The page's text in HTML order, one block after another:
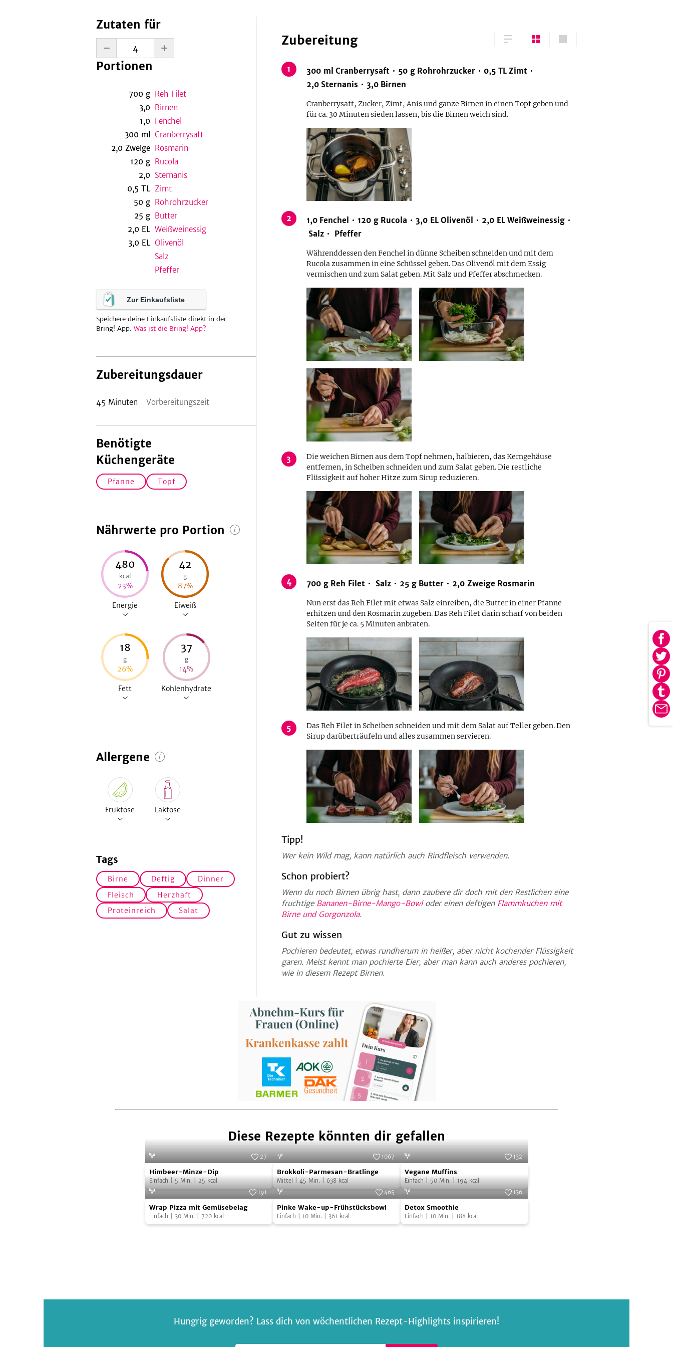
E-
Zutaten für
Portionen
700 g Reh Filet
3,0 Birnen
1,0 Fenchel
300 ml
Cranberrysaft
2,0 Zweige Rosmarin
120 g Rucola
2,0 Sternanis
0,5 TL Zimt
50 g Rohrohrzucker
25 g Butter
2,0 EL Weißweinessig
3,0 EL Olivenöl
Salz
Pfeffer
Zur Einkaufsliste
Speichere deine Einkaufsliste direkt in der
Bring! App. Was ist die Bring! App?
Zubereitungsdauer
45 Minuten Vorbereitungszeit
Benötigte
Küchengeräte
Pfanne Topf
Nährwerte pro Portion
480
kcal
23%
Energie
42
g
87%
Eiweiß
18
g
26%
Fett
37
g
14%
Kohlenhydrate
Allergene
Fruktose Laktose
Tags
Birne Deftig
Dinner
Fleisch
Herzhaft
Proteinreich
Salat
Zubereitung
1 300 ml Cranberrysaft 50 g Rohrohrzucker 0,5 TL Zimt
2,0 Sternanis 3,0 Birnen
Cranberrysaft, Zucker, Zimt, Anis und ganze Birnen in einen Topf geben und
für ca. 30 Minuten sieden lassen, bis die Birnen weich sind.
2 1,0 Fenchel 120 g Rucola 3,0 EL Olivenöl 2,0 EL Weißweinessig
Salz
Pfeffer
Währenddessen den Fenchel in dünne Scheiben schneiden und mit dem
Rucola zusammen in eine Schüssel geben. Das Olivenöl mit dem Essig
vermischen und zum Salat geben. Mit Salz und Pfeffer abschmecken.
3
Die weichen Birnen aus dem Topf nehmen, halbieren, das Kerngehäuse
entfernen, in Scheiben schneiden und zum Salat geben. Die restliche
Flüssigkeit auf hoher Hitze zum Sirup reduzieren.
4 700 g Reh Filet Salz 25 g Butter 2,0 Zweige Rosmarin
Nun erst das Reh Filet mit etwas Salz einreiben, die Butter in einer Pfanne
erhitzen und den Rosmarin zugeben. Das Reh Filet darin scharf von beiden
Seiten für je ca. 5 Minuten anbraten.
5
Das Reh Filet in Scheiben schneiden und mit dem Salat auf Teller geben. Den
Sirup darüberträufeln und alles zusammen servieren.
Tipp!
Wer kein Wild mag, kann natürlich auch Rindfleisch verwenden.
Schon probiert?
Wenn du noch Birnen übrig hast, dann zaubere dir doch mit den Restlichen eine
fruchtige Bananen-Birne-Mango-Bowloder einen deftigen Flammkuchen mit
Birne und Gorgonzola.
Gut zu wissen
Pochieren bedeutet, etwas rundherum in heißer, aber nicht kochender Flüssigkeit
garen. Meist kennt man pochierte Eier, aber man kann auch anderes pochieren,
wie in diesem Rezept Birnen.
Diese Rezepte könnten dir gefallen
Himbeer-
Minze-
Dip
27
Himbeer-Minze-Dip
Einfach|5 Min.|25kcal
Brokkoli-
Parmesan-
Bratlinge
Foto:
1067
Brokkoli-Parmesan-Bratlinge
Mittel|45 Min.|638kcal
Vegane
Muffins
132
Vegane Muffins
Einfach|50 Min.|194kcal
Wrap
Pizza
mit
NOA GmbH & Co. KG
191
Wrap Pizza mit Gemüsebelag
Einfach 30 Min. 720kcal
Pinke
Wake-
up-
Foto: Simply V
465
Pinke Wake-up-Frühstücksbowl
Einfach 10 Min. 361 kcal
Detox
Smoothie
136
Detox Smoothie
Einfach 10 Min. 188kcal
Hungrig geworden? Lass dich von wöchentlichen Rezept-Highlights inspirieren!